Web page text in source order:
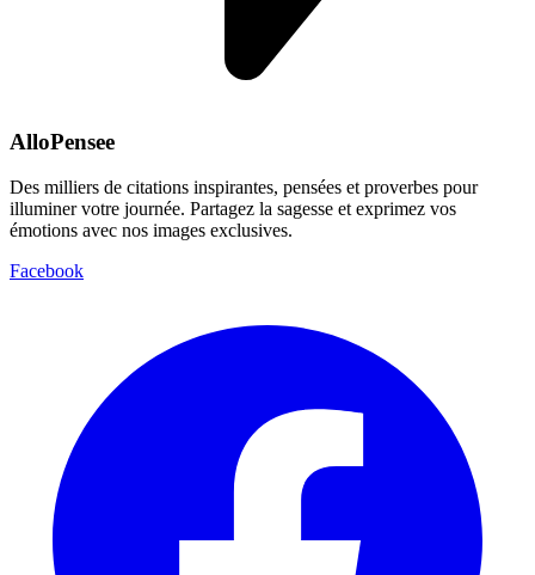
AlloPensee
Des milliers de citations inspirantes, pensées et proverbes pour
illuminer votre journée. Partagez la sagesse et exprimez vos
émotions avec nos images exclusives.
Facebook